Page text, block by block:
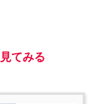
てみる